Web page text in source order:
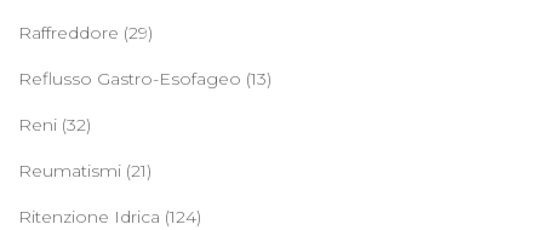
Raffreddore (29)
Reflusso Gastro-Esofageo (13)
Reni (32)
Reumatismi (21)
Ritenzione Idrica (124)